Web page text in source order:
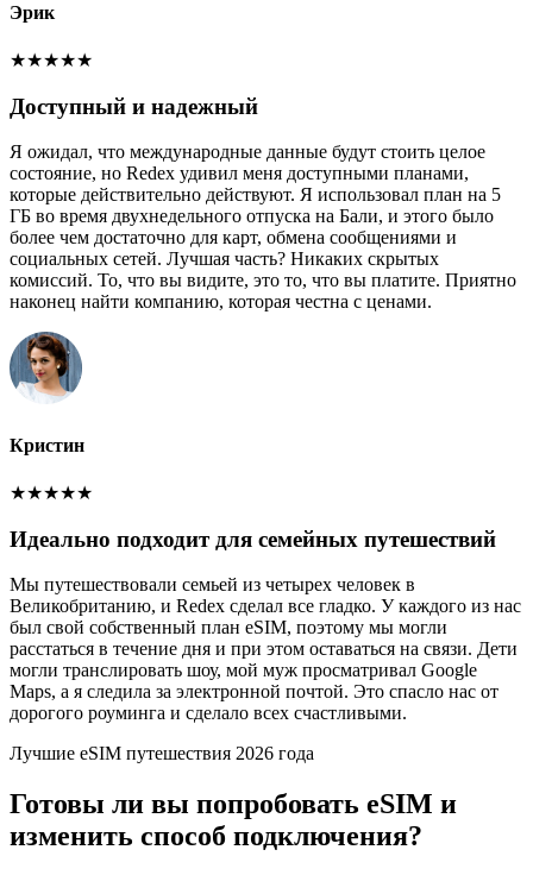
Эрик
★★★★★
Доступный и надежный
Я ожидал, что международные данные будут стоить целое
состояние, но Redex удивил меня доступными планами,
которые действительно действуют. Я использовал план на 5
ГБ во время двухнедельного отпуска на Бали, и этого было
более чем достаточно для карт, обмена сообщениями и
социальных сетей. Лучшая часть? Никаких скрытых
комиссий. То, что вы видите, это то, что вы платите. Приятно
наконец найти компанию, которая честна с ценами.
Кристин
★★★★★
Идеально подходит для семейных путешествий
Мы путешествовали семьей из четырех человек в
Великобританию, и Redex сделал все гладко. У каждого из нас
был свой собственный план eSIM, поэтому мы могли
расстаться в течение дня и при этом оставаться на связи. Дети
могли транслировать шоу, мой муж просматривал Google
Maps, а я следила за электронной почтой. Это спасло нас от
дорогого роуминга и сделало всех счастливыми.
Лучшие eSIM путешествия 2026 года
Готовы ли вы попробовать eSIM и
изменить способ подключения?